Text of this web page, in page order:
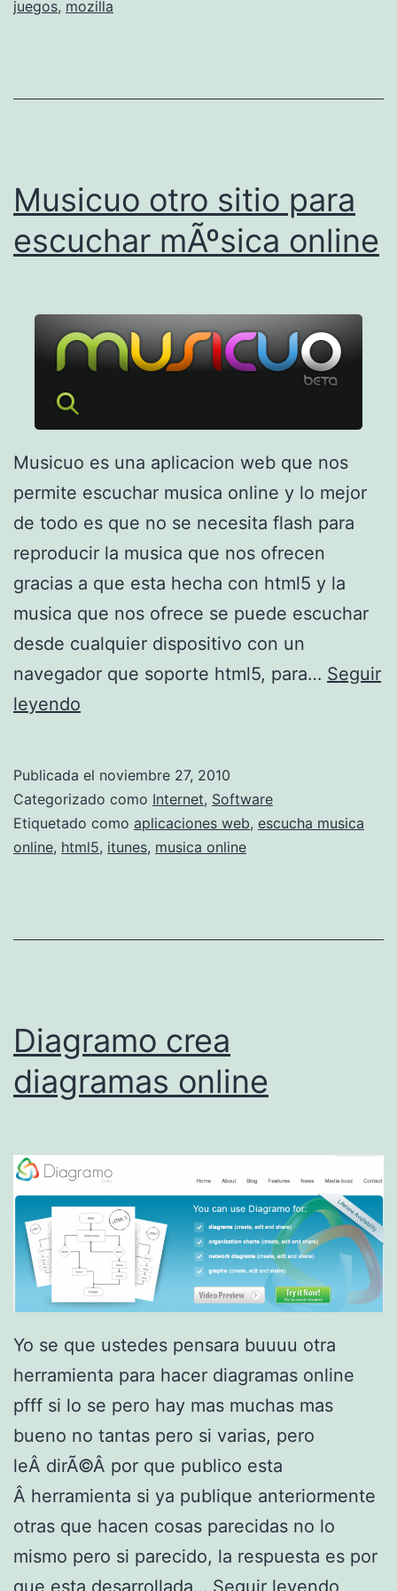
R
u
u
g
e
n
h
m
l
5
juegos, mozilla
Musicuo otro sitio para
escuchar mÃºsica online
Musicuo es una aplicacion web que nos
permite escuchar musica online y lo mejor
de todo es que no se necesita flash para
reproducir la musica que nos ofrecen
gracias a que esta hecha con html5 y la
musica que nos ofrece se puede escuchar
desde cualquier dispositivo con un
navegador que soporte html5, para… Seguir
leyendo
i
c
u
t
s
t
o
a
r
a
e
s
c
u
c
h
a
r
m
Ã
Publicada el noviembre 27, 2010
Categorizado como Internet, Software
Etiquetado como aplicaciones web, escucha musica
online, html5, itunes, musica online
Diagramo crea
diagramas online
Yo se que ustedes pensara buuuu otra
herramienta para hacer diagramas online
pfff si lo se pero hay mas muchas mas
bueno no tantas pero si varias, pero
leÂ dirÃ©Â por que publico esta
Â herramienta si ya publique anteriormente
otras que hacen cosas parecidas no lo
mismo pero si parecido, la respuesta es por
que esta desarrollada… Seguir leyendo